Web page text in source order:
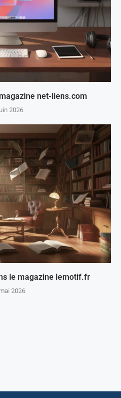
net-liens.com
2026
le magazine lemotif.fr
2026